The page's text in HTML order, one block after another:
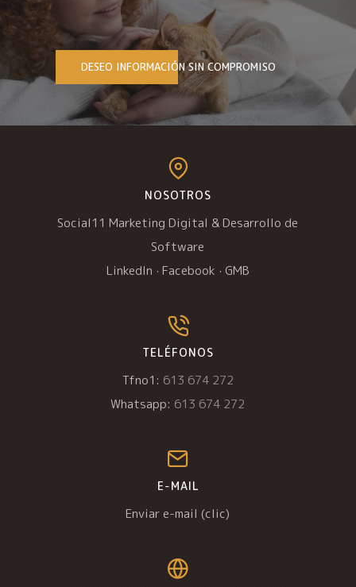
DESEO INFORMACIÓN SIN COMPROMISO
NOSOTROS
Social11 Marketing Digital & Desarrollo de
Software
LinkedIn · Facebook · GMB
TELÉFONOS
Tfno1: 613 674 272
Whatsapp: 613 674 272
E-MAIL
Enviar e-mail (clic)